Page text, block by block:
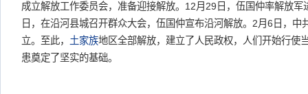
成立解放工作委员会，准备迎接解放。12月29日，伍国仲率解放
日，在沿河县城召开群众大会，伍国仲宣布沿河解放。2月6日，中
立。至此， 土家族地区全部解放，建立了人民政权，人们开始行使
患奠定了坚实的基础。